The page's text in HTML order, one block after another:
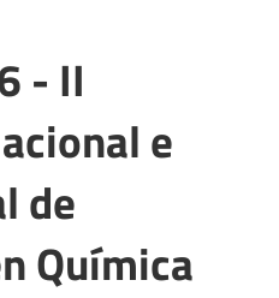
- II
e
de
Química